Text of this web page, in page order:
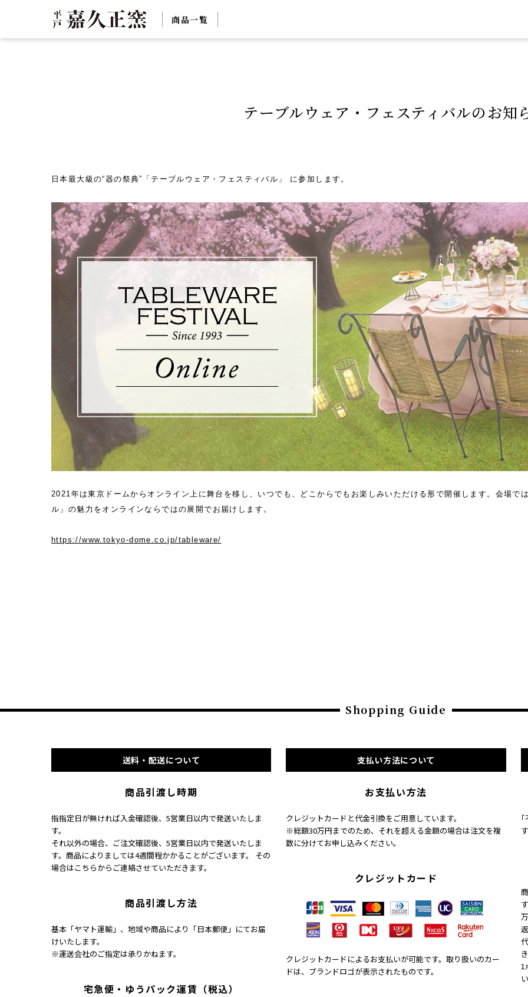
商品一覧
テーブルウェア・フェスティバルのお知
日本最大級の“器の祭典”「テーブルウェア・フェスティバル」 に参加します。
2021年は東京ドームからオンライン上に舞台を移し、いつでも、どこからでもお楽しみいただける形で開催します。 会場で
ル」の魅力をオンラインならではの展開でお届けします。
https://www.tokyo-dome.co.jp/tableware/
Shopping Guide
送料・配送について
商品引渡し時期
指指定日が無ければ入金確認後、5営業日以内で発送いたしま
す。
それ以外の場合、ご注文確認後、5営業日以内で発送いたしま
す。商品によりましては4週間程かかることがございます。 その
場合はこちらからご連絡させていただきます。
商品引渡し方法
基本「ヤマト運輸」、地域や商品により「日本郵便」にてお届
けいたします。
※運送会社のご指定は承りかねます。
宅急便・ゆうパック運賃（税込）
支払い方法について
お支払い方法
クレジットカードと代金引換をご用意しています。
※総額30万円までのため、それを超える金額の場合は注文を複
数に分けてお申し込みください。
クレジットカード
クレジットカードによるお支払いが可能です。取り扱いのカー
ドは、ブランドロゴが表示されたものです。
す
す
1